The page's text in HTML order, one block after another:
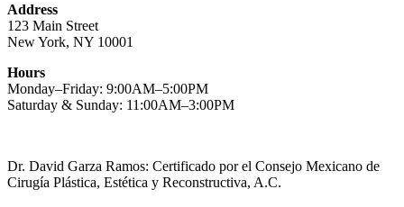
Address
123 Main Street
New York, NY 10001
Hours
Monday–Friday: 9:00AM–5:00PM
Saturday & Sunday: 11:00AM–3:00PM
Dr. David Garza Ramos: Certificado por el Consejo Mexicano de
Cirugía Plástica, Estética y Reconstructiva, A.C.